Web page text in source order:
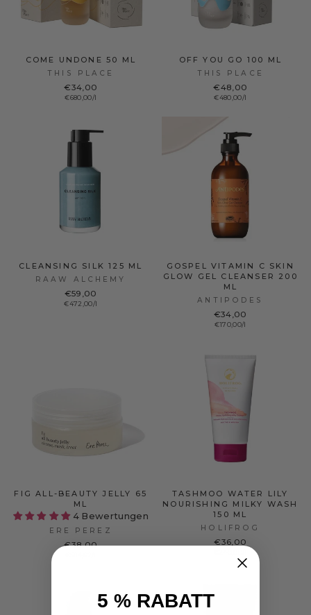
COME UNDONE 50 ML
THIS PLACE
€34,00
€680,00/l
OFF YOU GO 100 ML
THIS PLACE
€48,00
€480,00/l
CLEANSING SILK 125 ML
RAAW ALCHEMY
€59,00
€472,00/l
GOSPEL VITAMIN C SKIN
GLOW GEL CLEANSER 200
ML
ANTIPODES
€34,00
€170,00/l
FIG ALL-BEAUTY JELLY 65
ML
4 Bewertungen
ERE PEREZ
€38,00
TASHMOO WATER LILY
NOURISHING MILKY WASH
150 ML
HOLIFROG
€36,00
5 % RABATT